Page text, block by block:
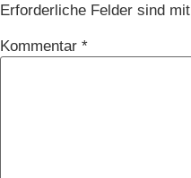
Erforderliche Felder sind mit
Kommentar *